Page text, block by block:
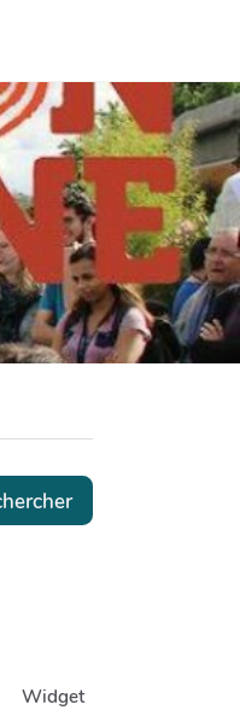
Widget